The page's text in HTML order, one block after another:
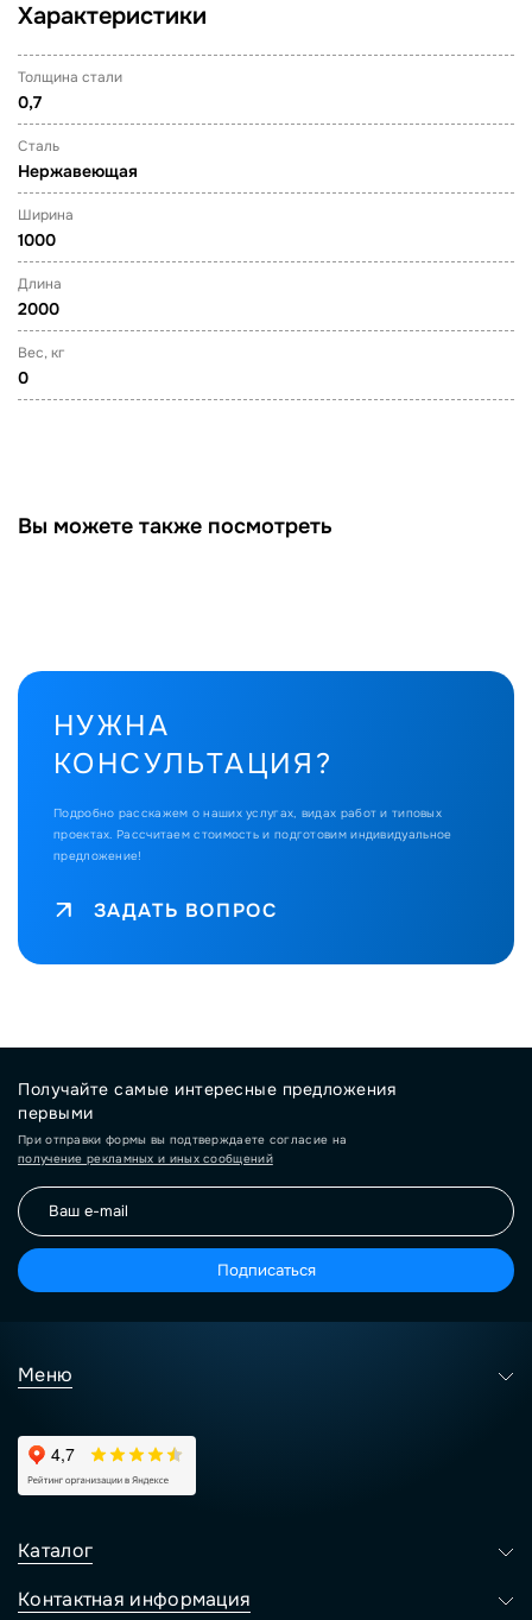
Характеристики
Толщина стали
0,7
Сталь
Нержавеющая
Ширина
1000
Длина
2000
Вес, кг
0
Вы можете также посмотреть
НУЖНА
КОНСУЛЬТАЦИЯ?
Подробно расскажем о наших услугах, видах работ и типовых
проектах. Рассчитаем стоимость и подготовим индивидуальное
предложение!
ЗАДАТЬ ВОПРОС
Получайте самые интересные предложения
первыми
При отправки формы вы подтверждаете согласие на
получение рекламных и иных сообщений
Подписаться
Меню
Каталог
Контактная информация